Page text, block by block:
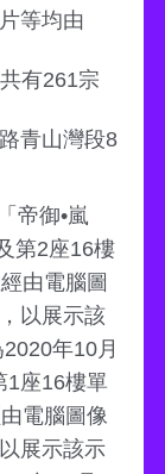
等均由
有261宗
青山灣段8
帝御•嵐
第2座16樓
由電腦圖
以展示該
年10月
1座16樓單
電腦圖像
展示該示